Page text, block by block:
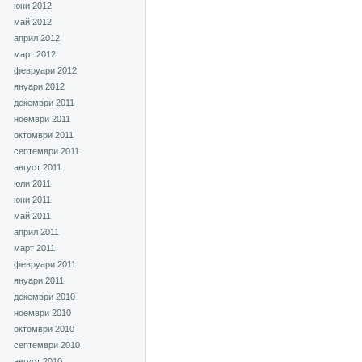
юни 2012
май 2012
април 2012
март 2012
февруари 2012
януари 2012
декември 2011
ноември 2011
октомври 2011
септември 2011
август 2011
юли 2011
юни 2011
май 2011
април 2011
март 2011
февруари 2011
януари 2011
декември 2010
ноември 2010
октомври 2010
септември 2010